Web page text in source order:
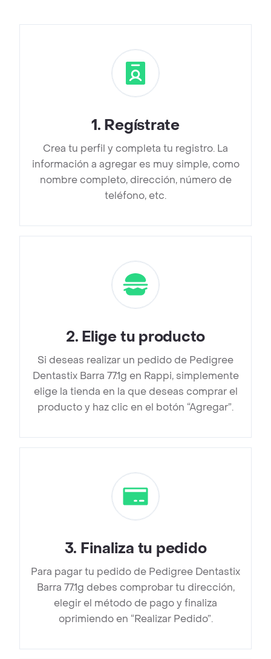
1. Regístrate
Crea tu perfil y completa tu registro. La
información a agregar es muy simple, como
nombre completo, dirección, número de
teléfono, etc.
2. Elige tu producto
Si deseas realizar un pedido de Pedigree
Dentastix Barra 77.1g en Rappi, simplemente
elige la tienda en la que deseas comprar el
producto y haz clic en el botón “Agregar”.
3. Finaliza tu pedido
Para pagar tu pedido de Pedigree Dentastix
Barra 77.1g debes comprobar tu dirección,
elegir el método de pago y finaliza
oprimiendo en “Realizar Pedido”.